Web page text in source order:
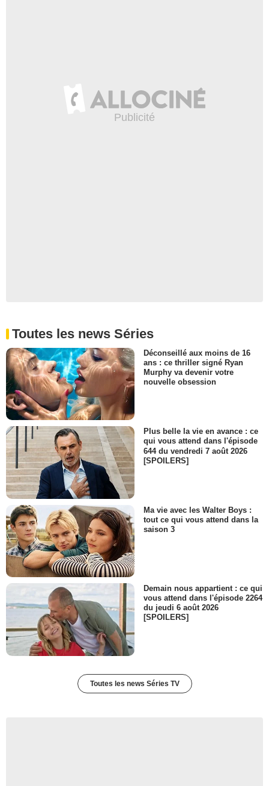
Toutes les news Séries
Déconseillé aux moins de 16
ans : ce thriller signé Ryan
Murphy va devenir votre
nouvelle obsession
Plus belle la vie en avance : ce
qui vous attend dans l'épisode
644 du vendredi 7 août 2026
[SPOILERS]
Ma vie avec les Walter Boys :
tout ce qui vous attend dans la
saison 3
Demain nous appartient : ce qui
vous attend dans l'épisode 2264
du jeudi 6 août 2026
[SPOILERS]
Toutes les news Séries TV